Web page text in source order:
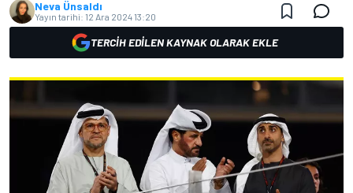
Neva Ünsaldı
Yayın tarihi: 12 Ara 2024 13:20
TERCIH EDILEN KAYNAK OLARAK EKLE